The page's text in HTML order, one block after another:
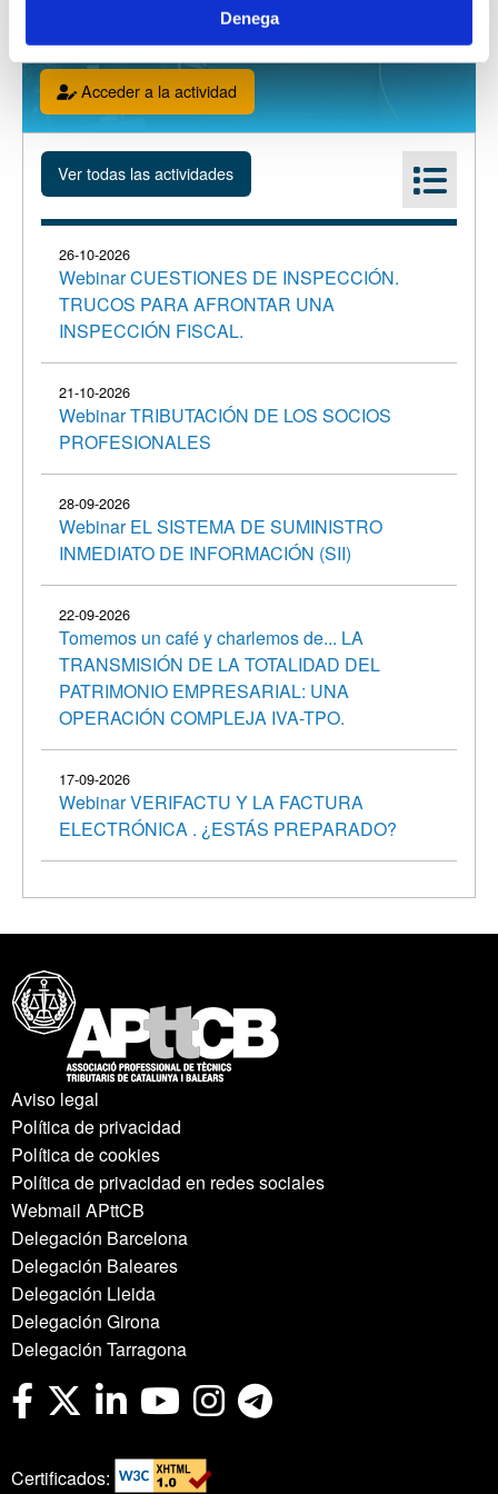
Denega
N'Alejandro Calvo Bressel, Cap de Selecció i
Investigació del Frau Fiscal de Balears.
Acceder a la actividad
26-10-2026
Webinar CUESTIONES DE INSPECCIÓN.
TRUCOS PARA AFRONTAR UNA
INSPECCIÓN FISCAL.
21-10-2026
Webinar TRIBUTACIÓN DE LOS SOCIOS
PROFESIONALES
28-09-2026
Webinar EL SISTEMA DE SUMINISTRO
INMEDIATO DE INFORMACIÓN (SII)
22-09-2026
Tomemos un café y charlemos de... LA
TRANSMISIÓN DE LA TOTALIDAD DEL
PATRIMONIO EMPRESARIAL: UNA
OPERACIÓN COMPLEJA IVA-TPO.
17-09-2026
Webinar VERIFACTU Y LA FACTURA
ELECTRÓNICA . ¿ESTÁS PREPARADO?
Aviso legal
Política de privacidad
Política de cookies
Política de privacidad en redes sociales
Webmail APttCB
Delegación Barcelona
Delegación Baleares
Delegación Lleida
Delegación Girona
Delegación Tarragona
Certificados: